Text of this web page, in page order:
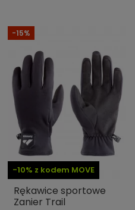
-10% z kodem MOVE
-15%
Rękawice sportowe
Zanier Trail